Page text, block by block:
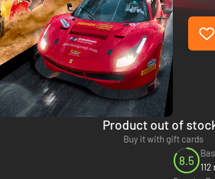
Product out of
Buy it with gift cards
8.5